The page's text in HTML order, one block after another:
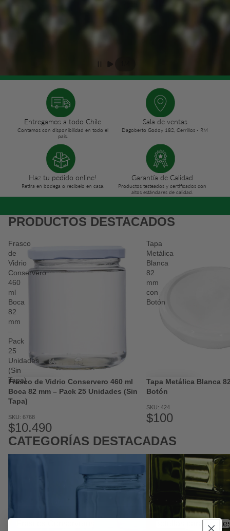
Entregamos a todo Chile
Contamos con disponibilidad en todo el
país.
Sala de ventas
Dagoberto Godoy 182, Cerrillos - RM
Haz tu pedido online!
Retira en bodega o recíbelo en casa.
Garantía de Calidad
Productos testeados y certificados con
altos estándares de calidad.
PRODUCTOS DESTACADOS
Frasco
de
Vidrio
Conservero
460
ml
Boca
82
mm
–
Pack
25
Unidades
(Sin
Tapa)
Frasco de Vidrio Conservero 460 ml
Boca 82 mm – Pack 25 Unidades (Sin
Tapa)
SKU: 6768
$10.490
Tapa
Metálica
Blanca
82
mm
con
Botón
Tapa Metálica Blanca
Botón
SKU: 424
$100
CATEGORÍAS DESTACADAS
Botellas para Aceites
Botellas para